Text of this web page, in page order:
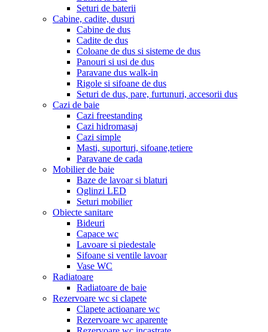
Seturi de baterii
Cabine, cadite, dusuri
Cabine de dus
Cadite de dus
Coloane de dus si sisteme de dus
Panouri si usi de dus
Paravane dus walk-in
Rigole si sifoane de dus
Seturi de dus, pare, furtunuri, accesorii dus
Cazi de baie
Cazi freestanding
Cazi hidromasaj
Cazi simple
Masti, suporturi, sifoane,tetiere
Paravane de cada
Mobilier de baie
Baze de lavoar si blaturi
Oglinzi LED
Seturi mobilier
Obiecte sanitare
Bideuri
Capace wc
Lavoare si piedestale
Sifoane si ventile lavoar
Vase WC
Radiatoare
Radiatoare de baie
Rezervoare wc si clapete
Clapete actioanare wc
Rezervoare wc aparente